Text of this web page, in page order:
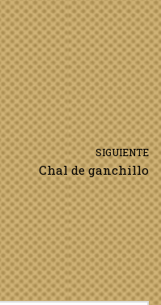
SIGUIENTE
Chal de ganchillo